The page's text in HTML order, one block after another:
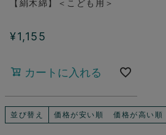
【絹木綿】＜こども用＞
¥1,155
カートに入れる
並び替え 価格が安い順 価格が高い順